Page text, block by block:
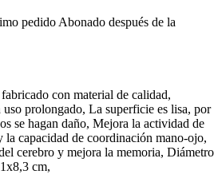
pedido Abonado después de la
con material de calidad,
uso prolongado, La superficie es lisa, por
se hagan daño, Mejora la actividad de
la capacidad de coordinación mano-ojo,
cerebro y mejora la memoria, Diámetro
cm,